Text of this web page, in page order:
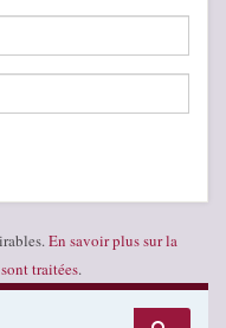
En savoir plus sur la
traitées.